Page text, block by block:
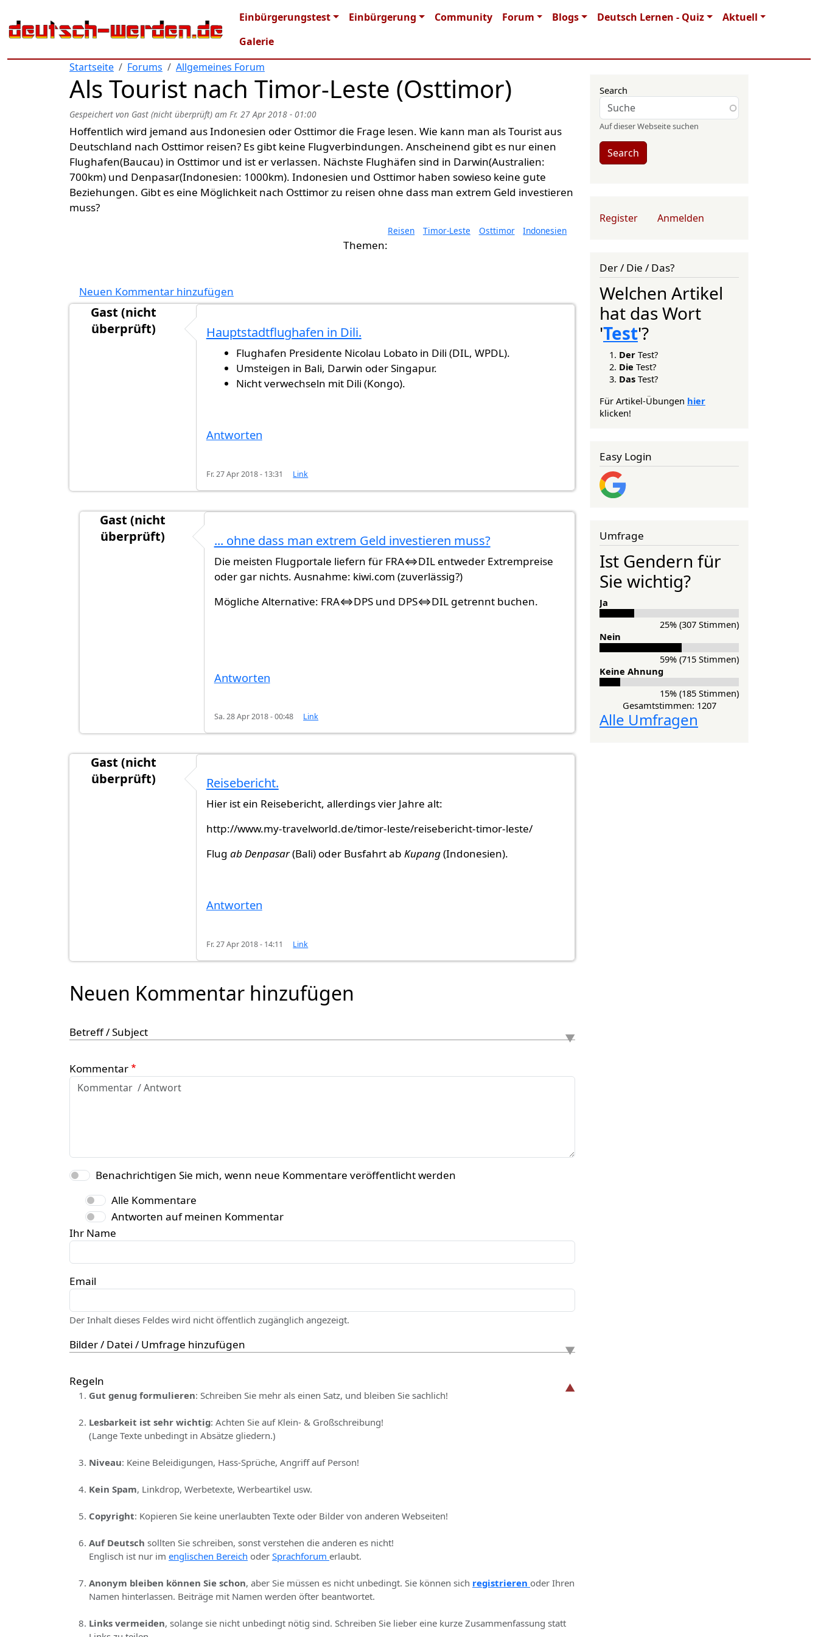
Main navigation
Einbürgerungstest Einbürgerung Community Forum Blogs Deutsch Lernen - Quiz
Aktuell
Galerie
Startseite
Forums Allgemeines Forum
Als Tourist nach Timor-Leste (Osttimor)
Gespeichert von Gast (nicht überprüft) am Fr. 27 Apr 2018 - 01:00
Hoffentlich wird jemand aus Indonesien oder Osttimor die Frage lesen. Wie kann man als Tourist aus
Deutschland nach Osttimor reisen? Es gibt keine Flugverbindungen. Anscheinend gibt es nur einen
Flughafen(Baucau) in Osttimor und ist er verlassen. Nächste Flughäfen sind in Darwin(Australien:
700km) und Denpasar(Indonesien: 1000km). Indonesien und Osttimor haben sowieso keine gute
Beziehungen. Gibt es eine Möglichkeit nach Osttimor zu reisen ohne dass man extrem Geld investieren
muss?
Reisen Timor-Leste Osttimor Indonesien
Neuen Kommentar hinzufügen
Gast (nicht
überprüft)
Hauptstadtflughafen in Dili.
Flughafen Presidente Nicolau Lobato in Dili (DIL, WPDL).
Umsteigen in Bali, Darwin oder Singapur.
Nicht verwechseln mit Dili (Kongo).
Antworten
Fr. 27 Apr 2018 - 13:31 Link
Gast (nicht
überprüft)
Hauptstadtflughafen in Dili.vonGast (nicht überprüft)
... ohne dass man extrem Geld investieren muss?
Die meisten Flugportale liefern für FRA⇔DIL entweder Extrempreise
oder gar nichts. Ausnahme: kiwi.com (zuverlässig?)
Mögliche Alternative: FRA⇔DPS und DPS⇔DIL getrennt buchen.
Antworten
Sa. 28 Apr 2018 - 00:48 Link
Gast (nicht
überprüft)
Reisebericht.
Hier ist ein Reisebericht, allerdings vier Jahre alt:
http://www.my-travelworld.de/timor-leste/reisebericht-timor-leste/
Flug ab Denpasar(Bali) oder Busfahrt ab Kupang(Indonesien).
Antworten
Fr. 27 Apr 2018 - 14:11 Link
Neuen Kommentar hinzufügen
Betreff / Subject
Kommentar
Benachrichtigen Sie mich, wenn neue Kommentare veröffentlicht werden
Alle Kommentare
Antworten auf meinen Kommentar
Ihr Name
Email
Der Inhalt dieses Feldes wird nicht öffentlich zugänglich angezeigt.
Bilder / Datei / Umfrage hinzufügen
Regeln
Gut genug formulieren: Schreiben Sie mehr als einen Satz, und bleiben Sie sachlich!
Lesbarkeit ist sehr wichtig: Achten Sie auf Klein- & Großschreibung!
(Lange Texte unbedingt in Absätze gliedern.)
Niveau: Keine Beleidigungen, Hass-Sprüche, Angriff auf Person!
Kein Spam, Linkdrop, Werbetexte, Werbeartikel usw.
Copyright: Kopieren Sie keine unerlaubten Texte oder Bilder von anderen Webseiten!
Auf Deutsch sollten Sie schreiben, sonst verstehen die anderen es nicht!
Englisch ist nur im englischen Bereich oder Sprachforum erlaubt.
Anonym bleiben können Sie schon, aber Sie müssen es nicht unbedingt. Sie können sich registrieren oder Ihren
Namen hinterlassen. Beiträge mit Namen werden öfter beantwortet.
Links vermeiden, solange sie nicht unbedingt nötig sind. Schreiben Sie lieber eine kurze Zusammenfassung statt
Search
Auf dieser Webseite suchen
Search
User account menu
Register Anmelden
Der / Die / Das?
Welchen Artikel
hat das Wort
'Test'?
Der Test?
Die Test?
Das Test?
Für Artikel-Übungen hier
klicken!
Easy Login
Umfrage
Ist Gendern für
Sie wichtig?
Ja
25% (307 Stimmen)
Nein
59% (715 Stimmen)
Keine Ahnung
15% (185 Stimmen)
Gesamtstimmen: 1207
Alle Umfragen